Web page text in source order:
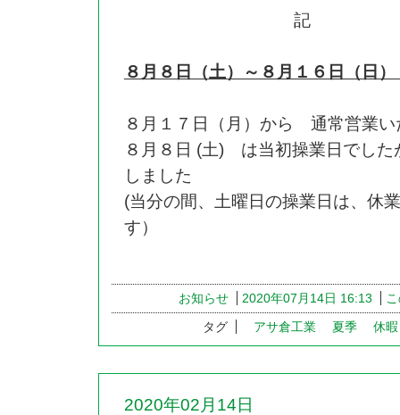
記
８月８日（土）～８月１６日（日
８月１７日（月）から 通常営業い
８月８日 (土) は当初操業日でした
しました
(当分の間、土曜日の操業日は、休
す）
お知らせ 2020年07月14日 16:13
タグ
アサ倉工業 夏季 休暇
2020年02月14日